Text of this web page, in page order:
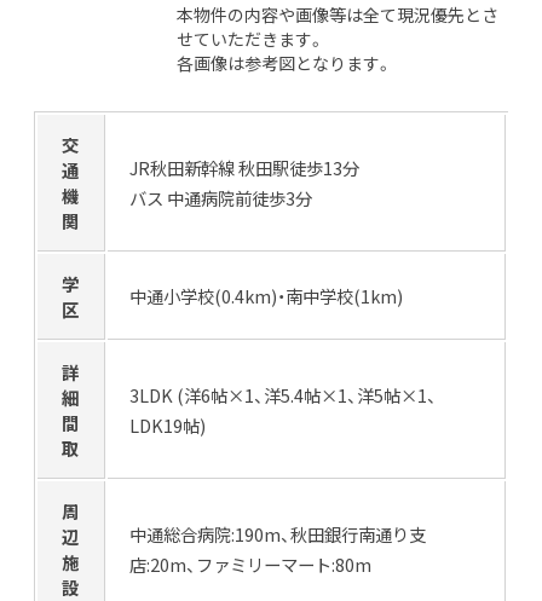
本物件の内容や画像等は全て現況優先とさ
せていただきます。
各画像は参考図となります。
交
通
機
関
JR秋田新幹線 秋田駅徒歩13分
バス 中通病院前徒歩3分
学
区
中通小学校(0.4km)・南中学校(1km)
詳
細
間
取
3LDK (洋6帖×1、洋5.4帖×1、洋5帖×1、
LDK19帖)
周
辺
施
設
中通総合病院:190m、秋田銀行南通り支
店:20m、ファミリーマート:80m